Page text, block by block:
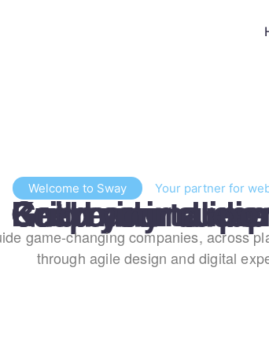
Welcome to Sway Your partner for
ready to impress.
your audience
your dream
minimal
game-changing companies, across
through agile design and digital